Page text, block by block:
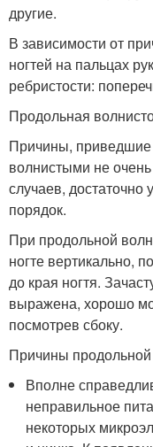
другие.
В зависимости от
ногтей на пальцах
ребристости:
Продольная
Причины, приведшие
волнистыми не
случаев, достаточно
порядок.
При продольной
ногте вертикально,
до края ногтя.
выражена, хорошо
посмотрев сбоку.
Причины продольной
Вполне
неправильное
некоторых